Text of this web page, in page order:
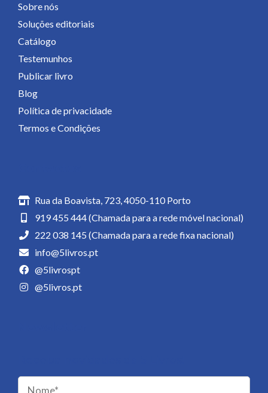
Sobre nós
Soluções editoriais
Catálogo
Testemunhos
Publicar livro
Blog
Política de privacidade
Termos e Condições
Rua da Boavista, 723, 4050-110 Porto
919 455 444 (Chamada para a rede móvel nacional)
222 038 145 (Chamada para a rede fixa nacional)
info@5livros.pt
@5livrospt
@5livros.pt